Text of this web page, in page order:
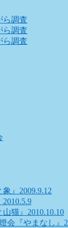
ら調査
ら調査
ら調査
』2009.9.12
猫』2010.10.10
会『やまなし』